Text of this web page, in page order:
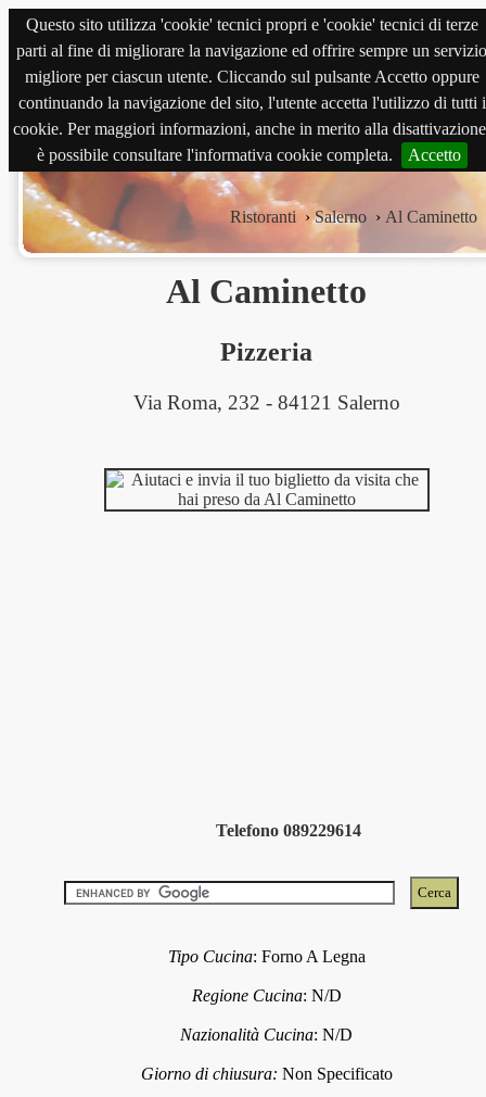
Questo sito utilizza 'cookie' tecnici propri e 'cookie' tecnici di terze
parti al fine di migliorare la navigazione ed offrire sempre un servizio
migliore per ciascun utente. Cliccando sul pulsante Accetto oppure
continuando la navigazione del sito, l'utente accetta l'utilizzo di tutti i
cookie. Per maggiori informazioni, anche in merito alla
è possibile consultare l'informativa cookie completa.
Accetto
magnabene.com
Ristoranti ›Salerno › Al Caminetto
Al Caminetto
Pizzeria
Via Roma, 232 - 84121 Salerno
Telefono 089229614
Tipo Cucina: Forno A Legna
Regione Cucina: N/D
Nazionalità Cucina:N/D
Giorno di chiusura: Non Specificato